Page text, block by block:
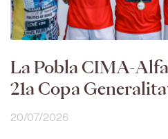
La Pobla CIMA-
21a Copa
20/07/2026